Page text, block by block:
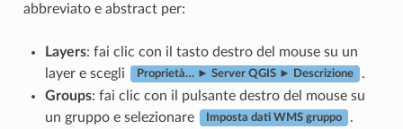
abbreviato e abstract per:
Layers: fai clic con il tasto destro del mouse su un
layer e scegli
Proprietà… ► Server QGIS ► Descrizione
.
Groups: fai clic con il pulsante destro del mouse su
un gruppo e selezionare
Imposta dati WMS gruppo
.